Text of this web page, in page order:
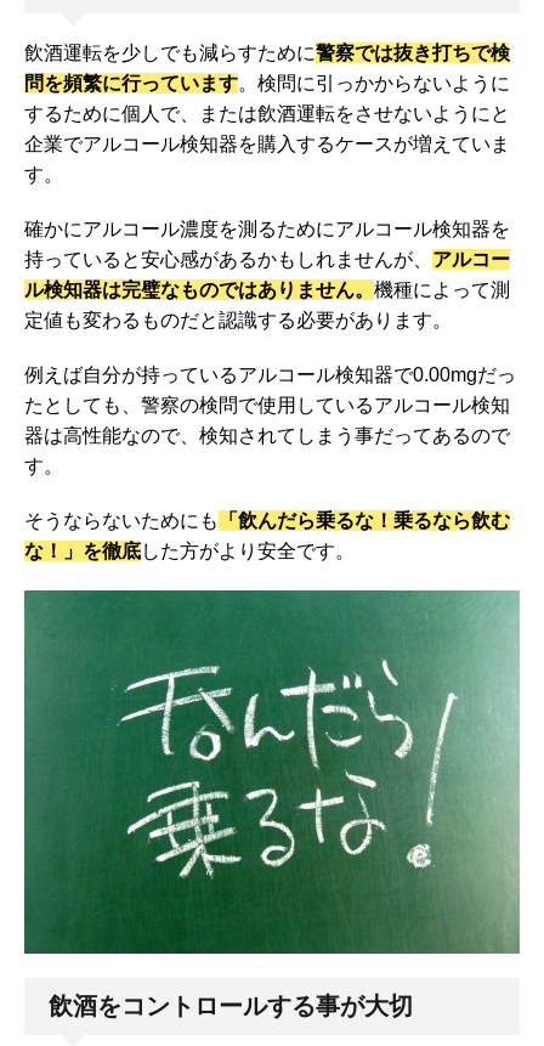
飲酒運転を少しでも減らすために警察では抜き打ちで検
問を頻繁に行っています。検問に引っかからないように
するために個人で、または飲酒運転をさせないようにと
企業でアルコール検知器を購入するケースが増えていま
す。
確かにアルコール濃度を測るためにアルコール検知器を
持っていると安心感があるかもしれませんが、 アルコー
ル検知器は完璧なものではありません。 機種によって測
定値も変わるものだと認識する必要があります。
例えば自分が持っているアルコール検知器で0.00mgだっ
たとしても、警察の検問で使用しているアルコール検知
器は高性能なので、検知されてしまう事だってあるので
す。
そうならないためにも
「飲んだら乗るな！乗るなら飲む
な！」を徹底した方がより安全です。
飲酒をコントロールする事が大切